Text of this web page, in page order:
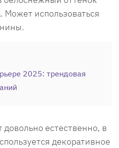
Может использоваться
2025: трендовая
довольно естественно, в
декоративное